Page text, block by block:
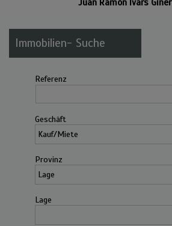
Immobilien- Suche
Referenz
Geschäft
Provinz
Lage